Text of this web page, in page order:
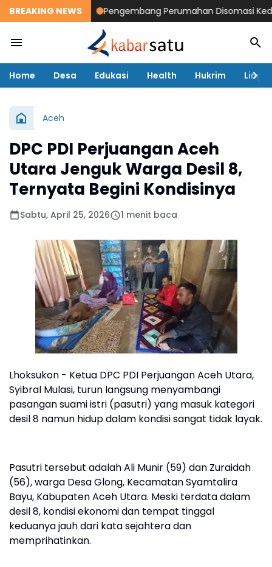
BREAKING NEWS Pengembang Perumahan Disomasi
Home Desa Edukasi Health Hukrim
Aceh
DPC PDI Perjuangan Aceh
Utara Jenguk Warga Desil 8,
Ternyata Begini Kondisinya
Sabtu, April 25, 2026 1 menit baca
Lhoksukon - Ketua DPC PDI Perjuangan Aceh Utara,
Syibral Mulasi, turun langsung menyambangi
pasangan suami istri (pasutri) yang masuk kategori
desil 8 namun hidup dalam kondisi sangat tidak layak.
Pasutri tersebut adalah Ali Munir (59) dan Zuraidah
(56), warga Desa Glong, Kecamatan Syamtalira
Bayu, Kabupaten Aceh Utara. Meski terdata dalam
desil 8, kondisi ekonomi dan tempat tinggal
keduanya jauh dari kata sejahtera dan
memprihatinkan.